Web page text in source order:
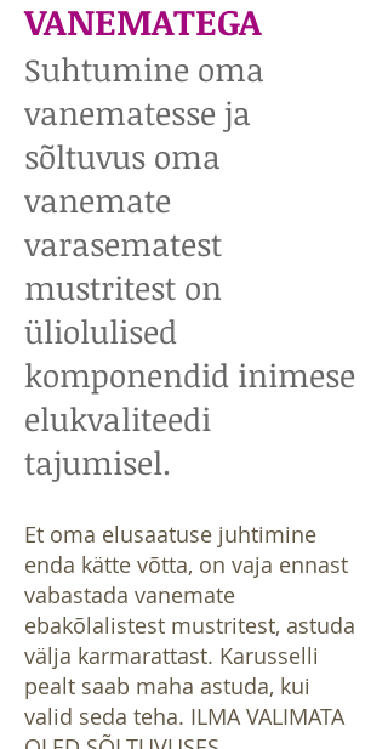
VANEMATEGA
Suhtumine oma
vanematesse ja
sõltuvus oma
vanemate
varasematest
mustritest on
üliolulised
komponendid inimese
elukvaliteedi
tajumisel.
Et oma elusaatuse juhtimine
enda kätte võtta, on vaja ennast
vabastada vanemate
ebakõlalistest mustritest, astuda
välja karmarattast. Karusselli
pealt saab maha astuda, kui
valid seda teha. ILMA VALIMATA